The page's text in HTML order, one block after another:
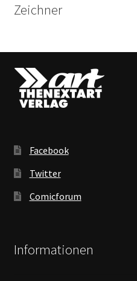
Zeichner
Facebook
Twitter
Comicforum
Informationen